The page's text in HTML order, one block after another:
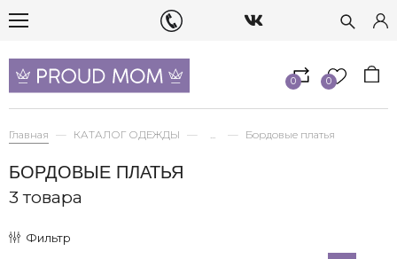
0 0
Главная КАТАЛОГ ОДЕЖДЫ ... Бордовые платья
БОРДОВЫЕ ПЛАТЬЯ
3 товара
Фильтр